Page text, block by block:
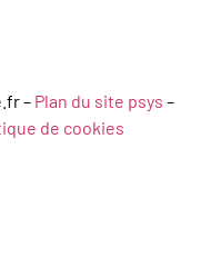
– Plan du site psys –
de cookies